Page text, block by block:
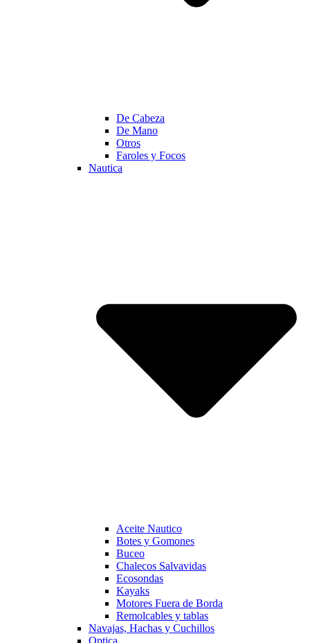
De Cabeza
De Mano
Otros
Faroles y Focos
Nautica
Aceite Nautico
Botes y Gomones
Buceo
Chalecos Salvavidas
Ecosondas
Kayaks
Motores Fuera de Borda
Remolcables y tablas
Navajas, Hachas y Cuchillos
Optica